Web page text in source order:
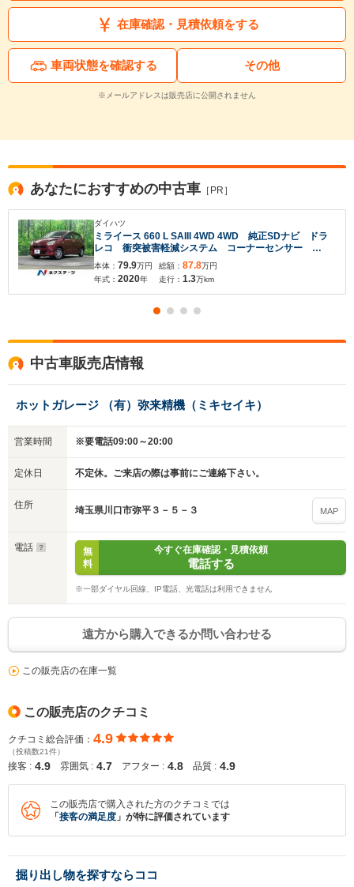
在庫確認・見積依頼をする
車両状態を確認する その他
※メールアドレスは販売店に公開されません
あなたにおすすめの中古車 ［PR］
ダイハツ
ミライース 660 L SAIII 4WD 4WD 純正SDナビ ドラ
レコ 衝突被害軽減システム コーナーセンサー
Bluetooth CD DVD再生 フルセグ
本体： 79.9万円
年式： 2020年
総額： 87.8万円
走行： 1.3万km
中古車販売店情報
ホットガレージ （有）弥来精機（ミキセイキ）
営業時間 ※要電話09:00～20:00
定休日 不定休。ご来店の際は事前にご連絡下さい。
住所 埼玉県川口市弥平３－５－３ MAP
電話
無
料
今すぐ在庫確認・見積依頼
電話する
※一部ダイヤル回線、IP電話、光電話は利用できません
遠方から購入できるか問い合わせる
この販売店の在庫一覧
この販売店のクチコミ
クチコミ総合評価： 4.9
（投稿数21件）
接客 : 4.9 雰囲気 : 4.7 アフター : 4.8 品質 : 4.9
この販売店で購入された方のクチコミでは
「 接客の満足度 」が特に評価されています
掘り出し物を探すならココ
入力途中の情報を保存しますか？
※保存された情報は90日で破棄されます
いいえ はい